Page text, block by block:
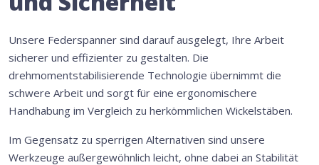
Unsere Federspanner sind darauf ausgelegt, Ihre Arbeit
sicherer und effizienter zu gestalten. Die
drehmomentstabilisierende Technologie übernimmt die
schwere Arbeit und sorgt für eine ergonomischere
Handhabung im Vergleich zu herkömmlichen Wickelstäben.
Im Gegensatz zu sperrigen Alternativen sind unsere
Werkzeuge außergewöhnlich leicht, ohne dabei an Stabilität